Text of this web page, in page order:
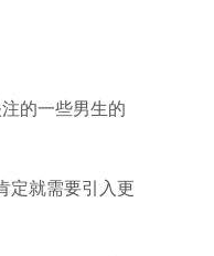
的一些男生的
定就需要引入更